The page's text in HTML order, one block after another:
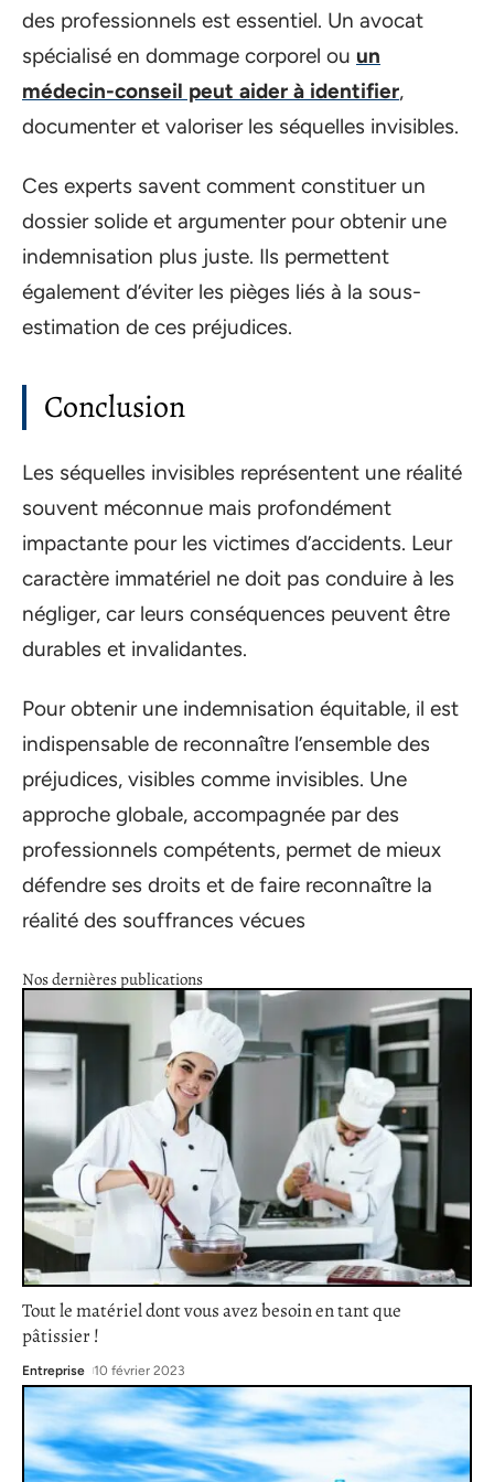
des professionnels est essentiel. Un avocat
spécialisé en dommage corporel ou un
médecin-conseil peut aider à identifier,
documenter et valoriser les séquelles invisibles.
Ces experts savent comment constituer un
dossier solide et argumenter pour obtenir une
indemnisation plus juste. Ils permettent
également d’éviter les pièges liés à la sous-
estimation de ces préjudices.
Conclusion
Les séquelles invisibles représentent une réalité
souvent méconnue mais profondément
impactante pour les victimes d’accidents. Leur
caractère immatériel ne doit pas conduire à les
négliger, car leurs conséquences peuvent être
durables et invalidantes.
Pour obtenir une indemnisation équitable, il est
indispensable de reconnaître l’ensemble des
préjudices, visibles comme invisibles. Une
approche globale, accompagnée par des
professionnels compétents, permet de mieux
défendre ses droits et de faire reconnaître la
réalité des souffrances vécues
Nos dernières publications
Tout le matériel dont vous avez besoin en tant que
pâtissier !
Entreprise 10 février 2023